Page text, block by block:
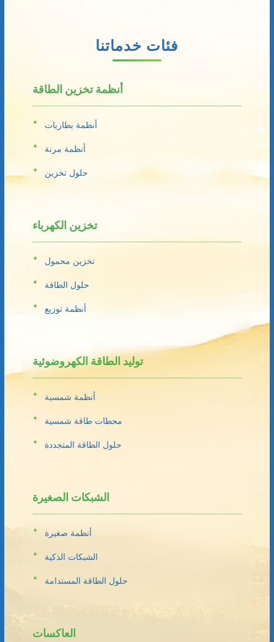
فئات خدماتنا
أنظمة تخزين الطاقة
أنظمة بطاريات
أنظمة مرنة
حلول تخزين
تخزين الكهرباء
تخزين محمول
حلول الطاقة
أنظمة توزيع
توليد الطاقة الكهروضوئية
أنظمة شمسية
محطات طاقة شمسية
حلول الطاقة المتجددة
الشبكات الصغيرة
أنظمة صغيرة
الشبكات الذكية
حلول الطاقة المستدامة
العاكسات